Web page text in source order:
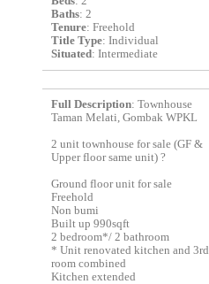
Baths: 2
Tenure: Freehold
Title Type: Individual
Situated: Intermediate
Full Description: Townhouse
Taman Melati, Gombak WPKL
2 unit townhouse for sale (GF &
Upper floor same unit) ?
Ground floor unit for sale
Freehold
Non bumi
Built up 990sqft
2 bedroom*/ 2 bathroom
* Unit renovated kitchen and 3rd
room combined
Kitchen extended